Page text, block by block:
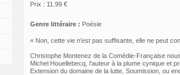
Prix : 11.99 €
Genre littéraire : Poésie
« Non, cette vie n’est pas suffisante, elle ne peut
Christophe Montenez de la Comédie-Française
Michel Houellebecq, l'auteur à la plume cynique et
Extension du domaine de la lutte, Soumission, ou